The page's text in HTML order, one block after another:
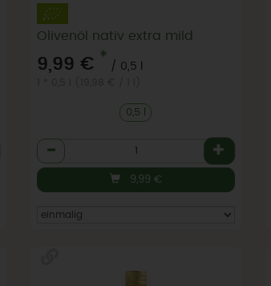
Olivenöl nativ extra mild
9,99 € *
/ 0,5 l
0,5 l
Anzahl
9,99 €